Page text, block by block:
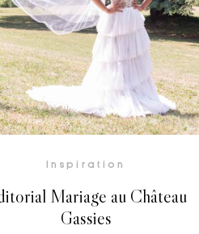
Inspiration
Mariage au Château
Gassies